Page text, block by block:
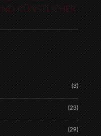
KÜNSTLICHER
(3)
(23)
(29)